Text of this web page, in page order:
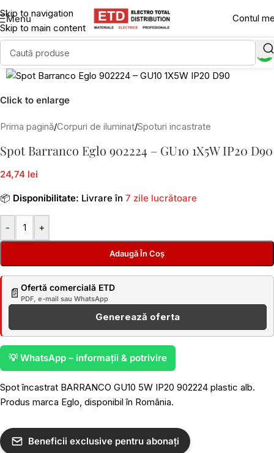
Skip to navigation
Skip to main content
Menu Contul
Click to enlarge
Prima pagină/Corpuri de iluminat/Spoturi incastrate
Spot Barranco Eglo 902224 – GU10 1X5W IP20 D90
24,74 lei
📦 Disponibilitate: Livrare în 7 zile lucrătoare
- +
Adaugă În Coș
📄 Ofertă comercială ETD
PDF, e-mail sau WhatsApp
Generează oferta
💡 WhatsApp – informații & potrivire
Spot încastrat BARRANCO GU10 5W IP20 902224 plastic alb.
Produs marca Eglo, disponibil în România.
Beneficii exclusive pentru abonați